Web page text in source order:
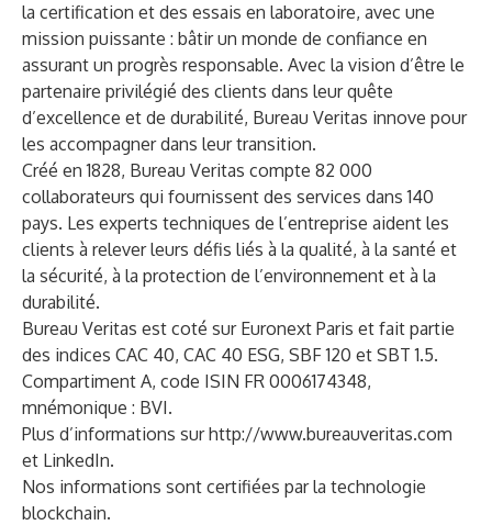
la certification et des essais en laboratoire, avec une
mission puissante : bâtir un monde de confiance en
assurant un progrès responsable. Avec la vision d’être le
partenaire privilégié des clients dans leur quête
d’excellence et de durabilité, Bureau Veritas innove pour
les accompagner dans leur transition.
Créé en 1828, Bureau Veritas compte 82 000
collaborateurs qui fournissent des services dans 140
pays. Les experts techniques de l’entreprise aident les
clients à relever leurs défis liés à la qualité, à la santé et
la sécurité, à la protection de l’environnement et à la
durabilité.
Bureau Veritas est coté sur Euronext Paris et fait partie
des indices CAC 40, CAC 40 ESG, SBF 120 et SBT 1.5.
Compartiment A, code ISIN FR 0006174348,
mnémonique : BVI.
Plus d’informations surhttp://www.bureauveritas.com
et LinkedIn.
Nos informations sont certifiées par la technologie
blockchain.